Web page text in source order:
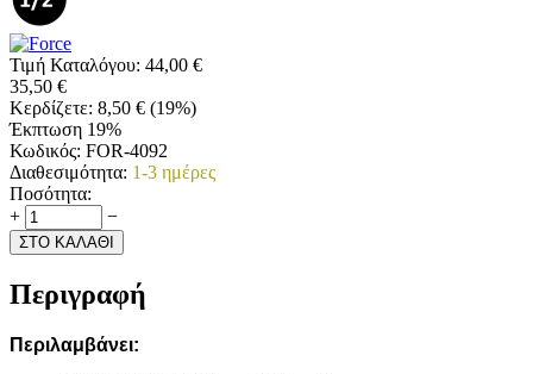
Τιμή Καταλόγου: 44,00 €
35,50 €
Κερδίζετε: 8,50 € (19%)
Έκπτωση 19%
Κωδικός: FOR-4092
Διαθεσιμότητα: 1-3 ημέρες
Ποσότητα:
+
−
ΣΤΟ ΚΑΛΑΘΙ
Περιγραφή
Περιλαμβάνει: